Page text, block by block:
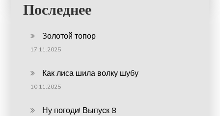
Последнее
Золотой топор
17.11.2025
Как лиса шила волку шубу
10.11.2025
Ну погоди! Выпуск 8